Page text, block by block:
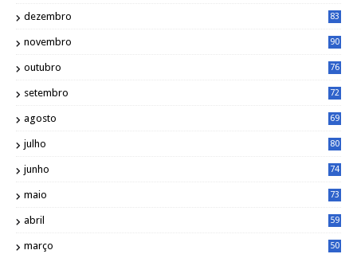
dezembro 83
novembro 90
outubro 76
setembro 72
agosto 69
julho 80
junho 74
maio 73
abril 59
março 50